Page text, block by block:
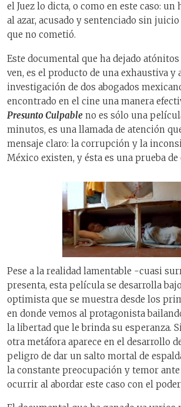
el Juez lo dicta, o como en este caso: un
al azar, acusado y sentenciado sin
que no cometió.
Este documental que ha dejado
ven, es el producto de una exhaustiva y
investigación de dos abogados
encontrado en el cine una manera
Presunto Culpable no es sólo una
minutos, es una llamada de atención
mensaje claro: la corrupción y la
México existen, y ésta es una prueba de
Pese a la realidad lamentable -cuasi
presenta, esta película se desarrolla
optimista que se muestra desde los
en donde vemos al protagonista
la libertad que le brinda su esperanza.
otra metáfora aparece en el desarrollo
peligro de dar un salto mortal de
la constante preocupación y temor ante
ocurrir al abordar este caso con el